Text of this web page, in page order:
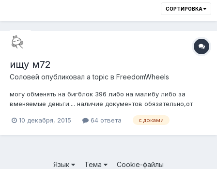
СОРТИРОВКА
ищу м72
Соловей опубликовал a topic в FreedomWheels
могу обменять на бигблок 396 либо на малибу либо за
вменяемые деньги.... наличие документов обязательно,от
10 декабря, 2015
64 ответа с доками
Язык Тема Cookie-файлы